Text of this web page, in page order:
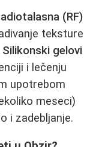
(RF)
teksture
Silikonski gelovi
i lečenju
upotrebom
meseci)
i zadebljanje.